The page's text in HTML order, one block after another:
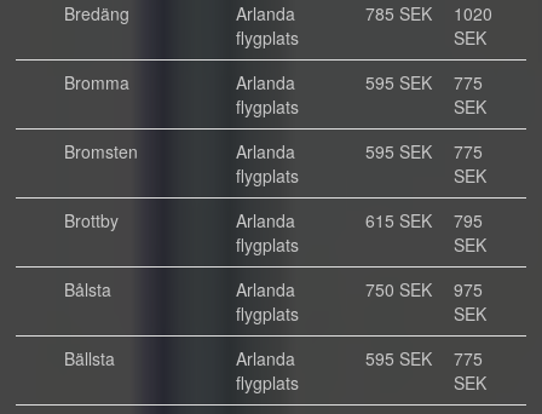
Bredäng
Arlanda
flygplats
785 SEK
1020
SEK
Bromma
Arlanda
flygplats
595 SEK
775
SEK
Bromsten
Arlanda
flygplats
595 SEK
775
SEK
Brottby
Arlanda
flygplats
615 SEK
795
SEK
Bålsta
Arlanda
flygplats
750 SEK
975
SEK
Bällsta
Arlanda
flygplats
595 SEK
775
SEK